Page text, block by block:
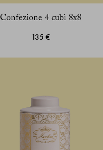
Confezione 4 cubi 8x8
135 €